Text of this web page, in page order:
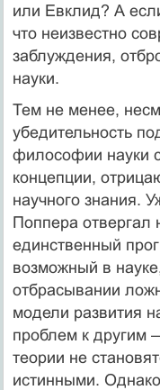
или Евклид? А
что неизвестно
заблуждения,
науки.
Тем не менее,
убедительность
философии науки
концепции,
научного знания.
Поппера отвергал
единственный
возможный в
отбрасывании
модели развития
проблем к другим
теории не
истинными.